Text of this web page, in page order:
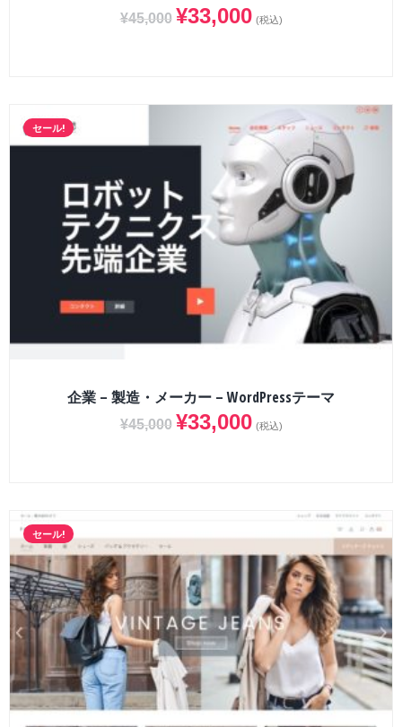
¥45,000 ¥33,000 (税込)
セール!
企業 – 製造・メーカー – WordPressテーマ
¥45,000 ¥33,000 (税込)
セール!